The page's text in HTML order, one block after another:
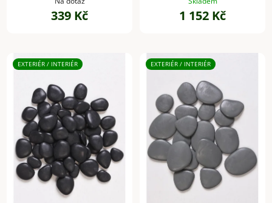
339 Kč 1 152 Kč
EXTERIÉR / INTERIÉR EXTERIÉR / INTERIÉR